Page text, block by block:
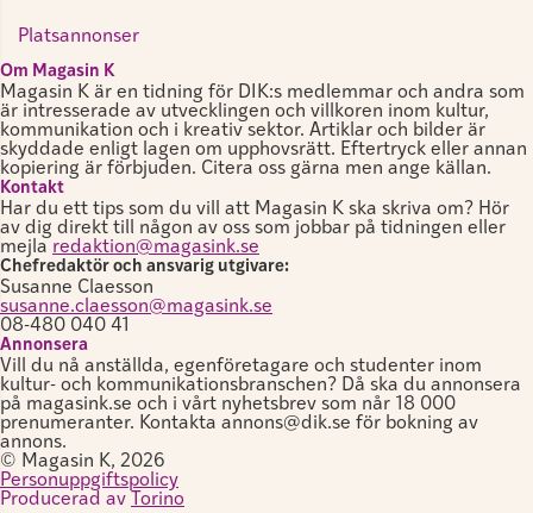
Platsannonser
Om Magasin K
Magasin K är en tidning för DIK:s medlemmar och andra som
är intresserade av utvecklingen och villkoren inom kultur,
kommunikation och i kreativ sektor. Artiklar och bilder är
skyddade enligt lagen om upphovsrätt. Eftertryck eller annan
kopiering är förbjuden. Citera oss gärna men ange källan.
Kontakt
Har du ett tips som du vill att Magasin K ska skriva om? Hör
av dig direkt till någon av oss som jobbar på tidningen eller
mejla redaktion@magasink.se
Chefredaktör och ansvarig utgivare:
Susanne Claesson
susanne.claesson@magasink.se
08-480 040 41
Annonsera
Vill du nå anställda, egenföretagare och studenter inom
kultur- och kommunikationsbranschen? Då ska du annonsera
på magasink.se och i vårt nyhetsbrev som når 18 000
prenumeranter. Kontakta annons@dik.se för bokning av
annons.
© Magasin K, 2026
Personuppgiftspolicy
Producerad av Torino